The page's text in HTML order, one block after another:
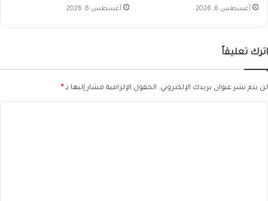
أغسطس 6, 2026 أغسطس 6, 2026
اترك تعليقاً
لن يتم نشر عنوان بريدك الإلكتروني. الحقول الإلزامية مشار إليها بـ *